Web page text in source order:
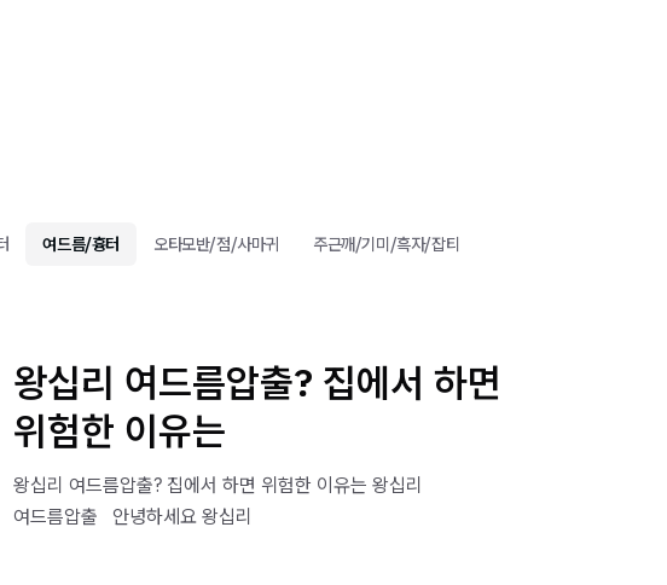
여드름/흉터 오타모반/점/사마귀
주근깨/기미/흑자/잡티
왕십리 여드름압출? 집에서 하면
위험한 이유는
왕십리 여드름압출? 집에서 하면 위험한 이유는 왕십리
여드름압출 ​ ​ 안녕하세요 왕십리